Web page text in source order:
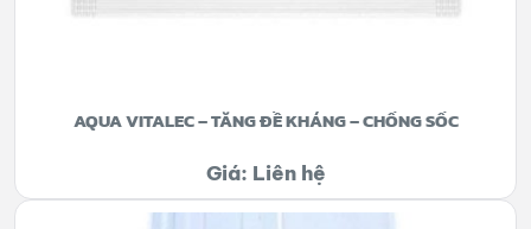
AQUA VITALEC – TĂNG ĐỀ KHÁNG – CHỐNG SỐC
Giá: Liên hệ